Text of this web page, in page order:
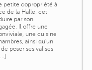
petite copropriété à
de la Halle, cet
par son
Il offre une
une cuisine
ainsi qu'un
poser ses valises